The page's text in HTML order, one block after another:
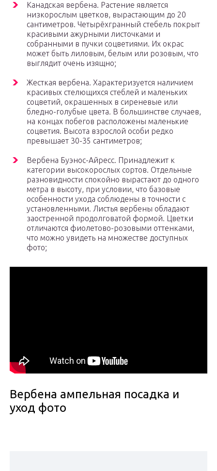
Канадская вербена. Растение является
низкорослым цветков, вырастающим до 20
сантиметров. Четырёхгранный стебель покрыт
красивыми ажурными листочками и
собранными в пучки соцветиями. Их окрас
может быть лиловым, белым или розовым, что
выглядит очень изящно;
Жесткая вербена. Характеризуется наличием
красивых стелющихся стеблей и маленьких
соцветий, окрашенных в сиреневые или
бледно-голубые цвета. В большинстве случаев,
на концах побегов расположены маленькие
соцветия. Высота взрослой особи редко
превышает 30-35 сантиметров;
Вербена Буэнос-Айресс. Принадлежит к
категории высокорослых сортов. Отдельные
разновидности спокойно вырастают до одного
метра в высоту, при условии, что базовые
особенности ухода соблюдены в точности с
установленными. Листья вербены обладают
заостренной продолговатой формой. Цветки
отличаются фиолетово-розовыми оттенками,
что можно увидеть на множестве доступных
фото;
Вербена ампельная посадка и
уход фото